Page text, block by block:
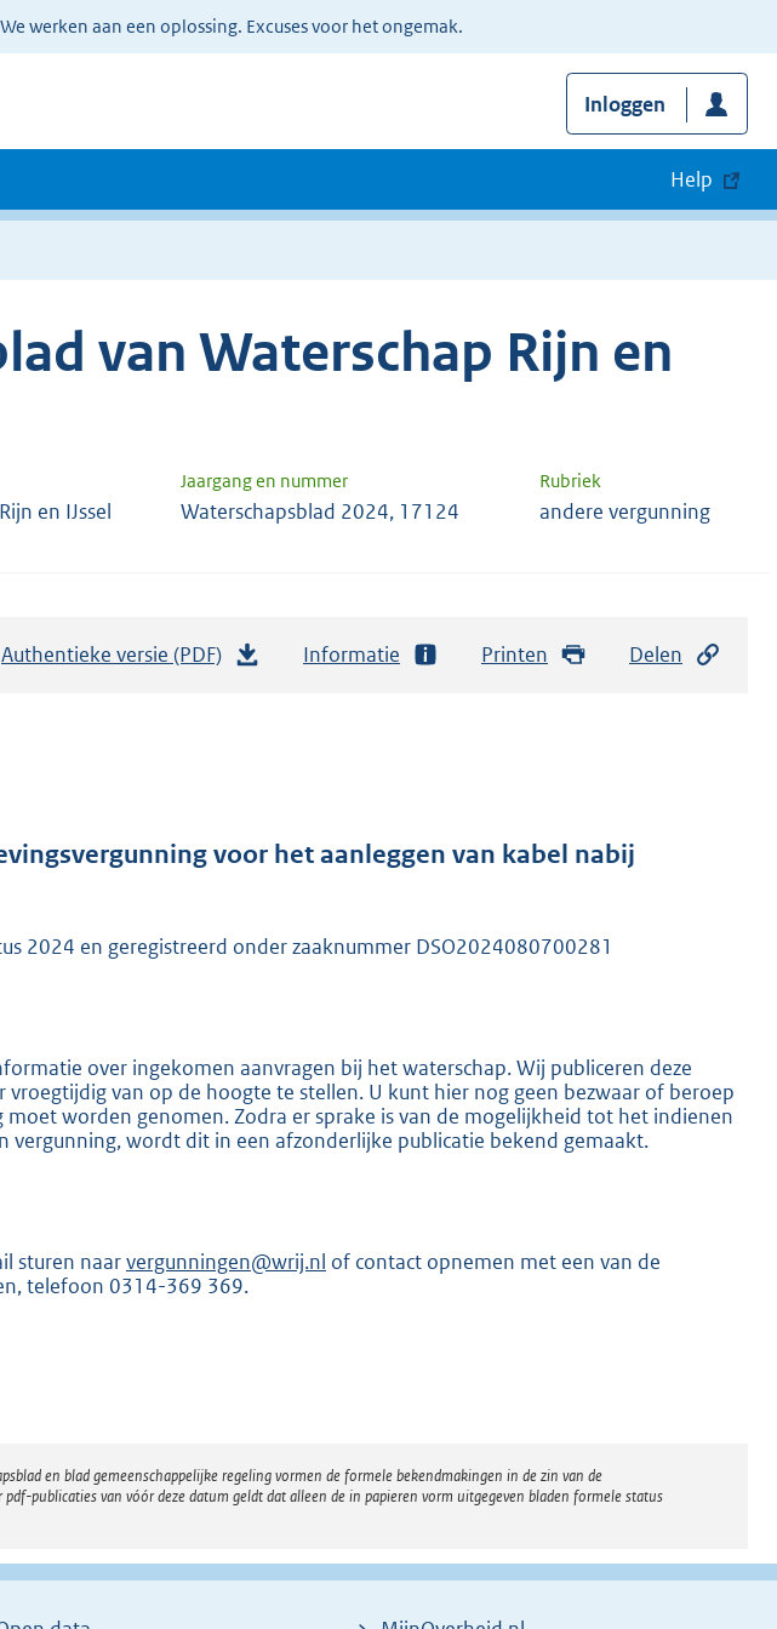
werken aan een oplossing. Excuses voor het ongemak.
Inloggen
Help
van Waterschap Rijn en
Jaargang en nummer Rubriek
en IJssel Waterschapsblad 2024, 17124 andere vergunning
Authentieke versie (PDF)
d
r
t
e
:
K
Informatie Printen Delen
voor het aanleggen van kabel nabij
2024 en geregistreerd onder zaaknummer DSO2024080700281
over ingekomen aanvragen bij het waterschap. Wij publiceren deze
van op de hoogte te stellen. U kunt hier nog geen bezwaar of beroep
worden genomen. Zodra er sprake is van de mogelijkheid tot het indienen
vergunning, wordt dit in een afzonderlijke publicatie bekend gemaakt.
sturen naarvergunningen@wrij.nl of contact opnemen met een van de
telefoon 0314-369 369.
en blad gemeenschappelijke regeling vormen de formele bekendmakingen in de zin van de
publicaties van vóór deze datum geldt dat alleen de in papieren vorm uitgegeven bladen formele status